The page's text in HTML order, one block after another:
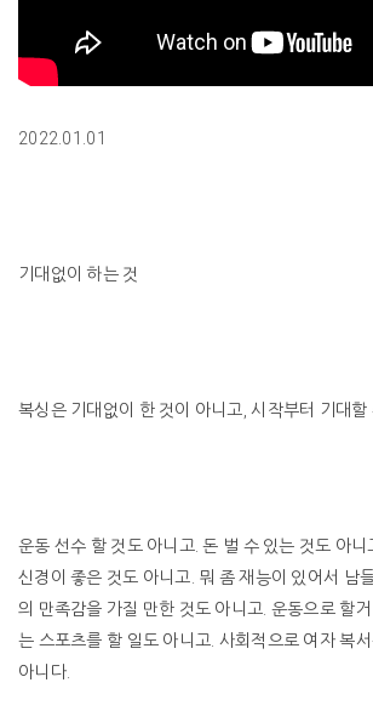
2022.01.01
기대없이 하는 것
복싱은 기대없이 한 것이 아니고, 시작부터 기대할
운동 선수 할 것도 아니고. 돈 벌 수 있는 것도 아
신경이 좋은 것도 아니고. 뭐 좀 재능이 있어서 남
의 만족감을 가질 만한 것도 아니고. 운동으로 할
는 스포츠를 할 일도 아니고. 사회적으로 여자 복
아니다.